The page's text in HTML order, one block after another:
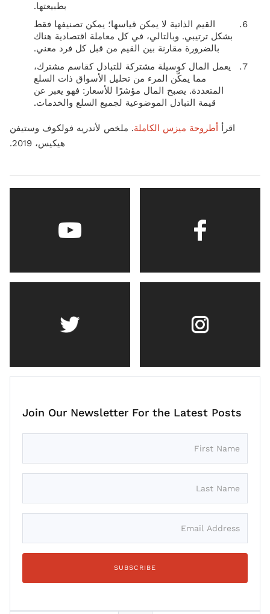
بطبيعتها.
القيم الذاتية لا يمكن قياسها؛ يمكن تصنيفها فقط
بشكل ترتيبي. وبالتالي، في كل معاملة اقتصادية هناك
بالضرورة مقارنة بين القيم من قبل كل فرد معني.
يعمل المال كوسيلة مشتركة للتبادل كقاسم مشترك،
مما يمكّن المرء من تحليل الأسواق ذات السلع
المتعددة. يصبح المال مؤشرًا للأسعار: فهو يعبر عن
قيمة التبادل الموضوعية لجميع السلع والخدمات.
اقرأ أطروحة ميزس الكاملة. ملخص لأندريه فولكوف وستيفن
هيكيس، 2019.
Join Our Newsletter For the Latest Posts